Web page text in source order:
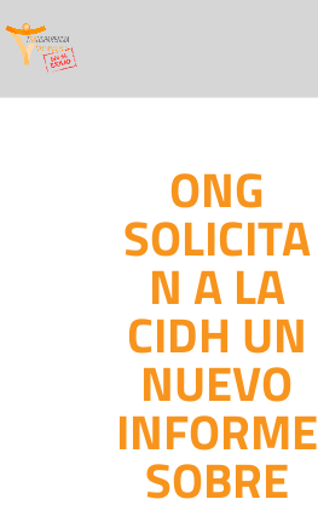
ONG
SOLICITA
N A LA
CIDH UN
NUEVO
INFORME
SOBRE